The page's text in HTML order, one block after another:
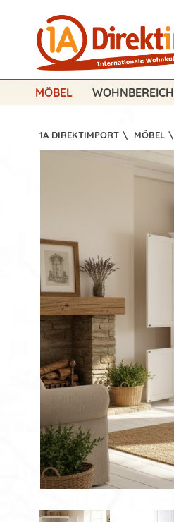
MÖBEL WOHNBEREICH
1A DIREKTIMPORT \ MÖBEL \